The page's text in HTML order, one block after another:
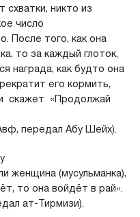
схватки, никто из
число
После того, как она
то за каждый глоток,
награда, как будто она
его кормить,
скажет «Продолжай
передал Абу Шейх).
женщина (мусульманка),
то она войдёт в рай».
ат-Тирмизи).